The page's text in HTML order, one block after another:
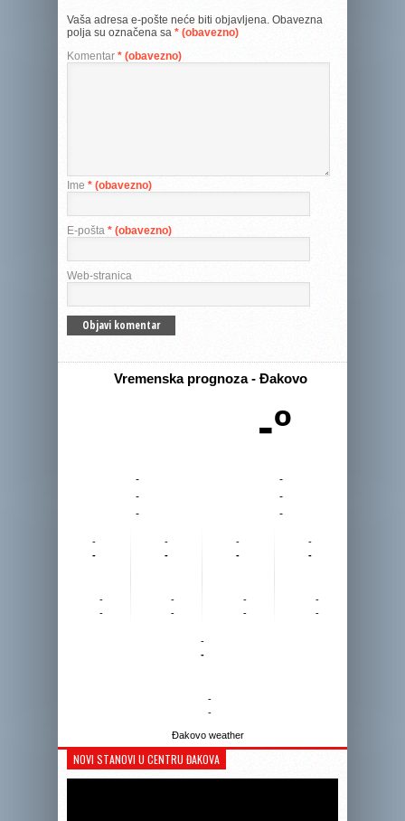
Vaša adresa e-pošte neće biti objavljena. Obavezna
polja su označena sa * (obavezno)
Komentar * (obavezno)
Ime * (obavezno)
E-pošta * (obavezno)
Web-stranica
Vremenska prognoza - Đakovo
-º
-
-
-
-
-
-
-
-
-
-
-
-
-
-
-
-
-
-
-
-
-
-
-
-
-
-
Đakovo weather
NOVI STANOVI U CENTRU ĐAKOVA